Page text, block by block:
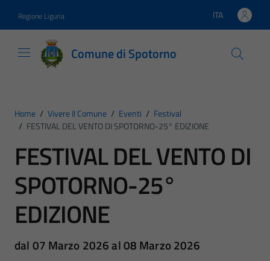
Regione Liguria Lingua attiva:
ITA
Comune di Spotorno
Home / Vivere Il Comune / Eventi / Festival
/ FESTIVAL DEL VENTO DI SPOTORNO-25° EDIZIONE
FESTIVAL DEL VENTO DI
SPOTORNO-25°
EDIZIONE
dal 07 Marzo 2026 al 08 Marzo 2026